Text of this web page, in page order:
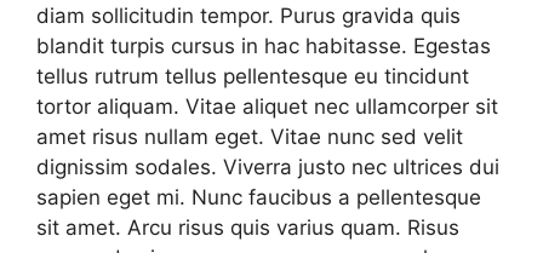
diam sollicitudin tempor. Purus gravida quis
blandit turpis cursus in hac habitasse. Egestas
tellus rutrum tellus pellentesque eu tincidunt
tortor aliquam. Vitae aliquet nec ullamcorper sit
amet risus nullam eget. Vitae nunc sed velit
dignissim sodales. Viverra justo nec ultrices dui
sapien eget mi. Nunc faucibus a pellentesque
sit amet. Arcu risus quis varius quam. Risus